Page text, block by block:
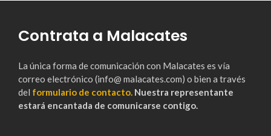
Contrata a Malacates
La única forma de comunicación con Malacates es vía
correo electrónico (info@ malacates.com) o bien a través
del formulario de contacto. Nuestra representante
estará encantada de comunicarse contigo.